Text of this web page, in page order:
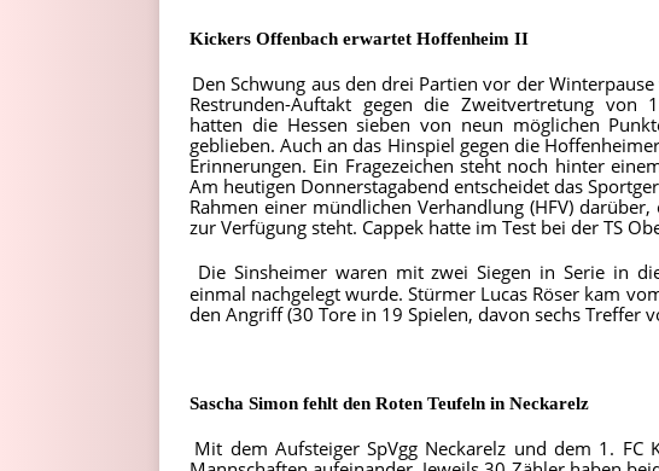
Kickers Offenbach erwartet Hoffenheim II
Den Schwung aus den drei Partien vor der
Restrunden-Auftakt gegen die Zweitvertretung von
hatten die Hessen sieben von neun möglichen
geblieben. Auch an das Hinspiel gegen die
Erinnerungen. Ein Fragezeichen steht noch hinter
Am heutigen Donnerstagabend entscheidet das
Rahmen einer mündlichen Verhandlung (HFV)
zur Verfügung steht. Cappek hatte im Test bei der TS
Die Sinsheimer waren mit zwei Siegen in Serie in
einmal nachgelegt wurde. Stürmer Lucas Röser kam
den Angriff (30 Tore in 19 Spielen, davon sechs Treffer
Sascha Simon fehlt den Roten Teufeln in Neckarelz
Mit dem Aufsteiger SpVgg Neckarelz und dem 1. FC